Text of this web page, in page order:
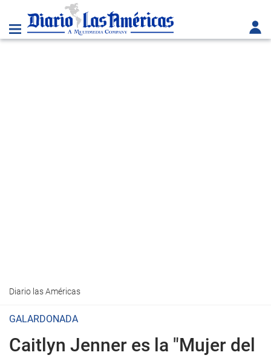
Diario las Américas
GALARDONADA
Caitlyn Jenner es la "Mujer del